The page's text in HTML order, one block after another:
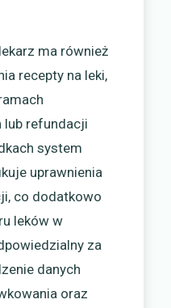
ma również
recepty na leki,
lub refundacji
system
uprawnienia
co dodatkowo
leków w
za
danych
oraz